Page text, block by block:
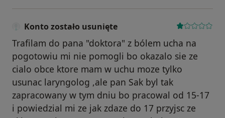
Konto zostało usunięte
Trafilam do pana "doktora" z bólem ucha na
pogotowiu mi nie pomogli bo okazalo sie ze
cialo obce ktore mam w uchu moze tylko
usunac laryngolog ,ale pan Sak byl tak
zapracowany w tym dniu bo pracowal od 15-17
i powiedzial mi ze jak zdaze do 17 przyjsc ze